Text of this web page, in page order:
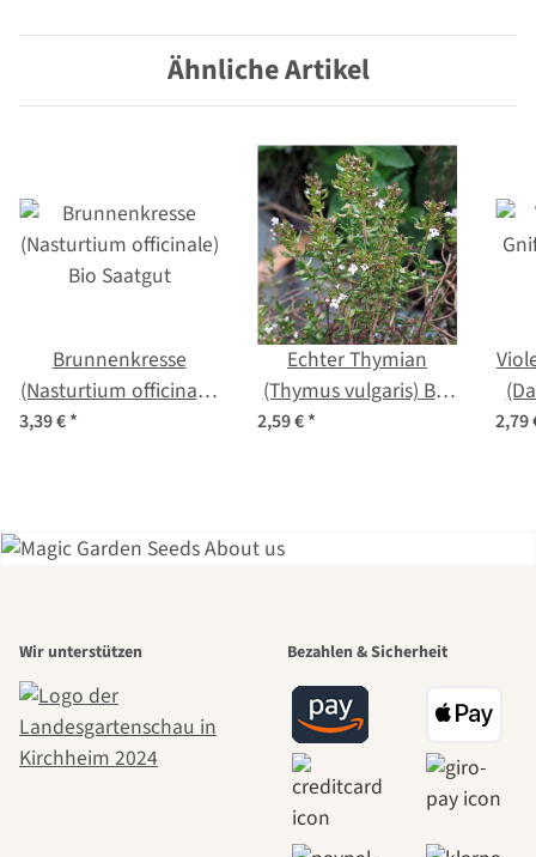
Ähnliche Artikel
Brunnenkresse
(Nasturtium officinale)
Bio Saatgut
3,39 €*
Echter Thymian
(Thymus vulgaris) Bio
2,59 €* 2,79
schönsten
Wege zu uns
selbst führt
Wir unterstützen Bezahlen & Sicherheit